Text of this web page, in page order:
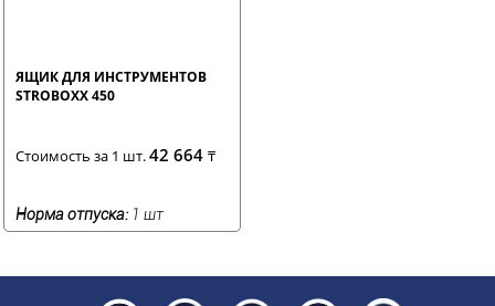
ЯЩИК ДЛЯ ИНСТРУМЕНТОВ
STROBOXX 450
Стоимость за 1 шт.42 664 ₸
Норма отпуска: 1 шт